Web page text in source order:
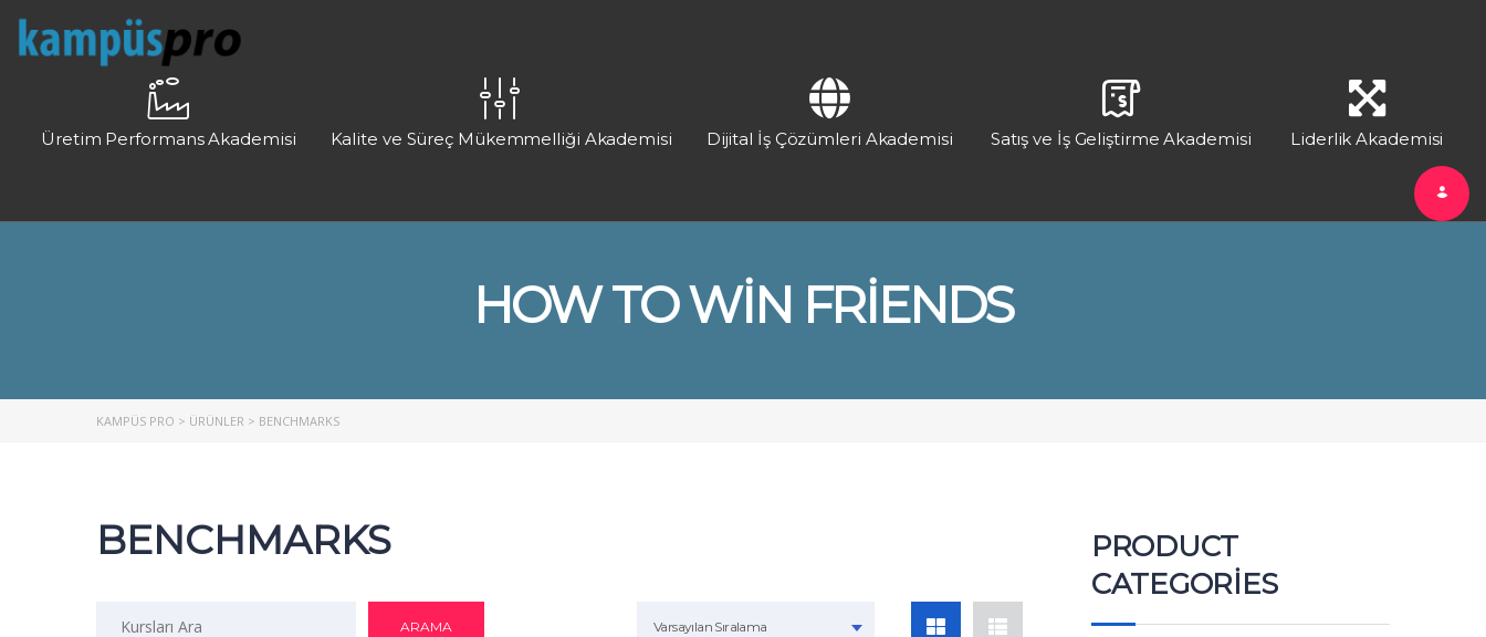
Üretim Performans Akademisi Kalite ve Süreç Mükemmelliği Akademisi Dijital İş Çözümleri Akademisi Satış ve İş Geliştirme Akademisi Liderlik Akademisi
HOW TO WIN FRIENDS
KAMPÜS PRO > ÜRÜNLER > BENCHMARKS
BENCHMARKS
Varsayılan Sıralama
PRODUCT
CATEGORIES